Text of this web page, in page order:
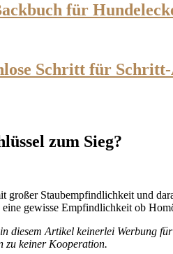
für
Schritt für
zum Sieg?
großer Staubempfindlichkeit und
gewisse Empfindlichkeit ob
diesem Artikel keinerlei Werbung
zu keiner Kooperation.